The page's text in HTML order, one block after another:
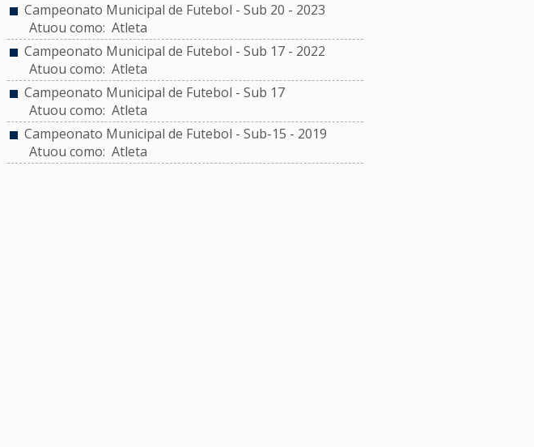
Campeonato Municipal de Futebol - Sub 20 - 2023
Atuou como: Atleta
Campeonato Municipal de Futebol - Sub 17 - 2022
Atuou como: Atleta
Campeonato Municipal de Futebol - Sub 17
Atuou como: Atleta
Campeonato Municipal de Futebol - Sub-15 - 2019
Atuou como: Atleta